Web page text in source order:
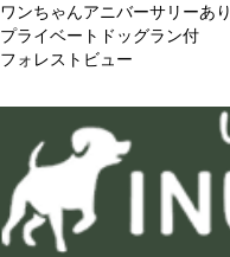
ワンちゃんアニバーサリーあり
プライベートドッグラン付
フォレストビュー